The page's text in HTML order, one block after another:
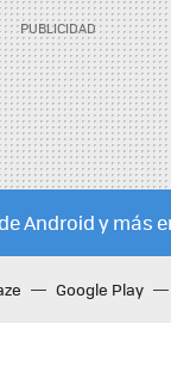
Android y más
Google Play